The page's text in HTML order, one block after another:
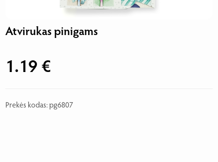
Atvirukas pinigams
1.19 €
Prekės kodas: pg6807